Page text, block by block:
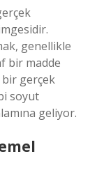
genellikle
bir madde
bir gerçek
soyut
geliyor.